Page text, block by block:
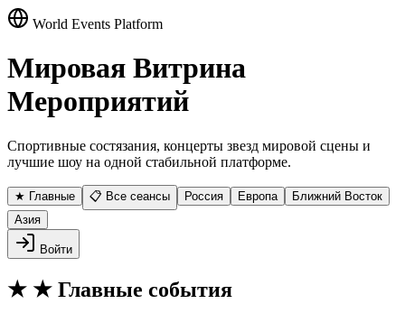
World Events Platform
Мировая Витрина
Мероприятий
Спортивные состязания, концерты звезд мировой сцены и
лучшие шоу на одной стабильной платформе.
★ Главные 📋 Все сеансы Россия Европа
Ближний Восток
Азия
Войти
★ ★ Главные события